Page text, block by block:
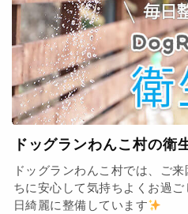
ドッグランわんこ村の衛
ドッグランわんこ村では、ご
ちに安心して気持ちよくお過
日綺麗に整備しています